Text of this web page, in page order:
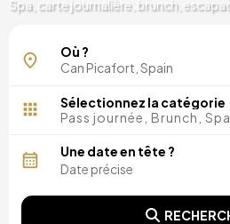
Spa, carte journalière, brunch,
Où ?
Sélectionnez la catégorie
Pass journée, Brunch,
Une date en tête ?